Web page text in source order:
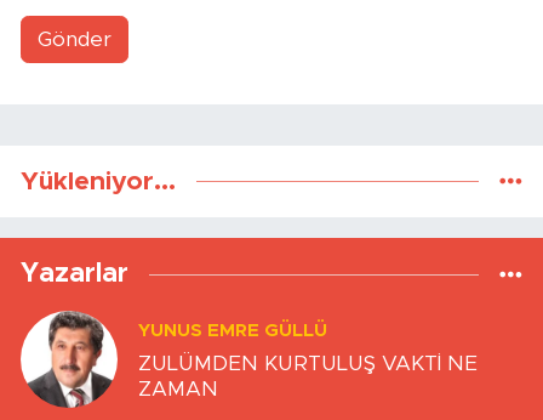
Gönder
Yükleniyor...
Yazarlar
YUNUS EMRE GÜLLÜ
ZULÜMDEN KURTULUŞ VAKTİ NE
ZAMAN